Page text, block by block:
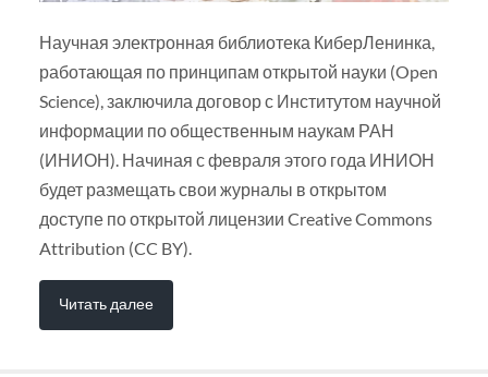
Научная электронная библиотека КиберЛенинка,
работающая по принципам открытой науки (Open
Science), заключила договор с Институтом научной
информации по общественным наукам РАН
(ИНИОН). Начиная с февраля этого года ИНИОН
будет размещать свои журналы в открытом
доступе по открытой лицензии Creative Commons
Attribution (CC BY).
Читать далее